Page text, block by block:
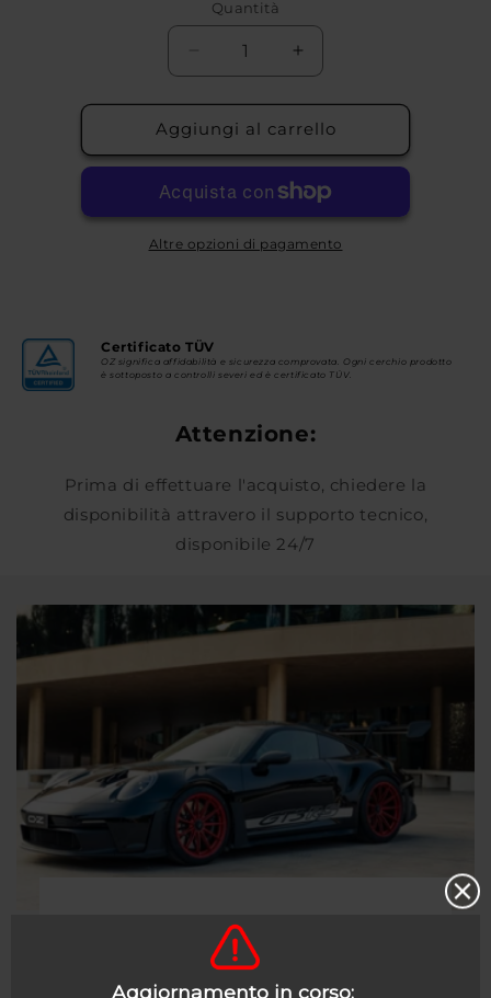
Quantità
Diminuisci
quantità
per
ARES
Aumenta
quantità
per
ARES
Aggiungi al carrello
Altre opzioni di pagamento
Certificato TÜV
OZ significa affidabilità e sicurezza comprovata. Ogni cerchio prodotto
è sottoposto a controlli severi ed è certificato TÜV.
Attenzione:
Prima di effettuare l'acquisto, chiedere la
disponibilità attravero il supporto tecnico,
disponibile 24/7
Atelier Forged
Il meglio della tecnologia forgiata e